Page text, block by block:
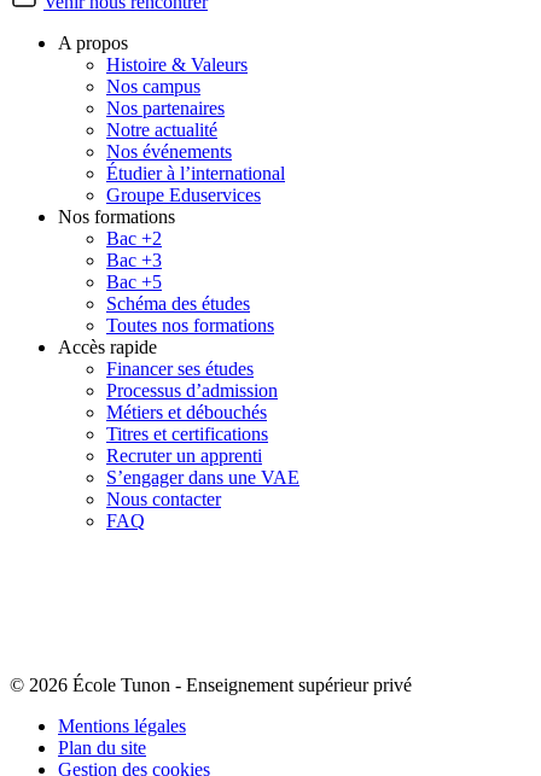
A propos
Histoire & Valeurs
Nos campus
Nos partenaires
Notre actualité
Nos événements
Étudier à l’international
Groupe Eduservices
Nos formations
Bac +2
Bac +3
Bac +5
Schéma des études
Toutes nos formations
Accès rapide
Financer ses études
Processus d’admission
Métiers et débouchés
Titres et certifications
Recruter un apprenti
S’engager dans une VAE
Nous contacter
FAQ
© 2026 École Tunon - Enseignement supérieur privé
Mentions légales
Plan du site
Gestion des cookies